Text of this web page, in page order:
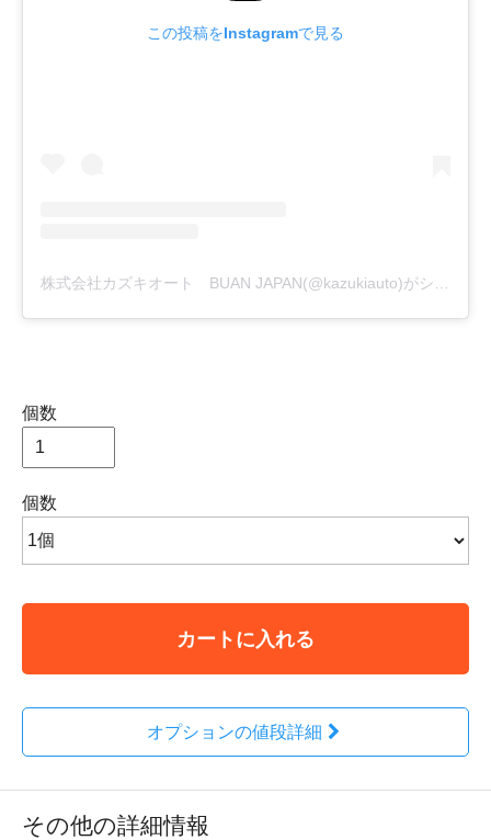
この投稿をInstagramで見る
株式会社カズキオート BUAN JAPAN(@kazukiauto)がシェアした投稿
個数
個数
カートに入れる
オプションの値段詳細
その他の詳細情報